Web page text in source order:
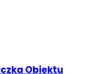
Obiektu